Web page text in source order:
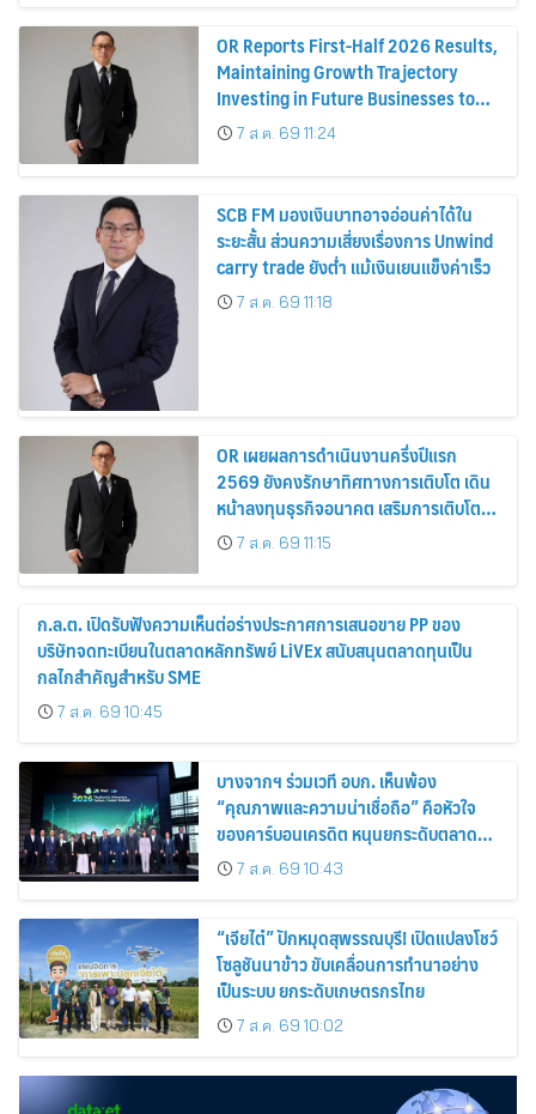
OR Reports First-Half 2026 Results,
Maintaining Growth Trajectory
Investing in Future Businesses to
Strengthen Long-Term Growth
7 ส.ค. 69 11:24
SCB FM มองเงินบาทอาจอ่อนค่าได้ใน
ระยะสั้น ส่วนความเสี่ยงเรื่องการ Unwind
carry trade ยังต่ำ แม้เงินเยนแข็งค่าเร็ว
7 ส.ค. 69 11:18
OR เผยผลการดำเนินงานครึ่งปีแรก
2569 ยังคงรักษาทิศทางการเติบโต เดิน
หน้าลงทุนธุรกิจอนาคต เสริมการเติบโต
ระยะยาว
7 ส.ค. 69 11:15
ก.ล.ต. เปิดรับฟังความเห็นต่อร่างประกาศการเสนอขาย PP ของ
บริษัทจดทะเบียนในตลาดหลักทรัพย์ LiVEx สนับสนุนตลาดทุนเป็น
กลไกสำคัญสำหรับ SME
7 ส.ค. 69 10:45
บางจากฯ ร่วมเวที อบก. เห็นพ้อง
“คุณภาพและความน่าเชื่อถือ” คือหัวใจ
ของคาร์บอนเครดิต หนุนยกระดับตลาด
คาร์บอนไทย เชื่อมโยงอาเซียน เปิดโอกาสสู่
ตลาดสากล
7 ส.ค. 69 10:43
“เจียไต๋” ปักหมุดสุพรรณบุรี! เปิดแปลงโชว์
โซลูชันนาข้าว ขับเคลื่อนการทำนาอย่าง
เป็นระบบ ยกระดับเกษตรกรไทย
7 ส.ค. 69 10:02